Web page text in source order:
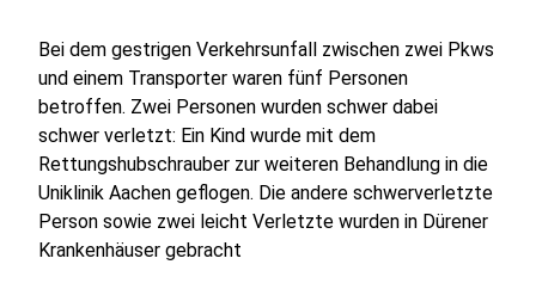
Bei dem gestrigen Verkehrsunfall zwischen zwei Pkws
und einem Transporter waren fünf Personen
betroffen. Zwei Personen wurden schwer dabei
schwer verletzt: Ein Kind wurde mit dem
Rettungshubschrauber zur weiteren Behandlung in die
Uniklinik Aachen geflogen. Die andere schwerverletzte
Person sowie zwei leicht Verletzte wurden in Dürener
Krankenhäuser gebracht